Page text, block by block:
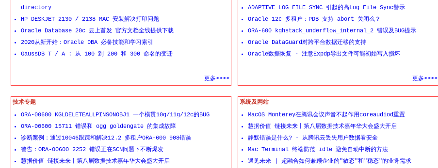
directory
HP DESKJET 2130 / 2138 MAC 安装解决打印问题
Oracle Database 20c 云上首发 官方文档全线提供下载
2020从新开始：Oracle DBA 必备技能和学习索引
GaussDB T / A : 从 100 到 200 和 300 命名的变迁
更多>>>>
ADAPTIVE LOG FILE SYNC 引起的高Log File Sync警示
Oracle 12c 多租户：PDB 支持 abort 关闭么？
ORA-600 kghstack_underflow_internal_2 错误及BUG提示
Oracle DataGuard对跨平台数据迁移的支持
Oracle数据恢复 - 注意Expdp导出文件可能初始写入损坏
更多>>>>
技术专题
ORA-00600 KGLDELETEALLPINSONOBJ1 一个横贯10g/11g/12c的BUG
ORA-00600 15711 错误和 ogg goldengate 的集成故障
诊断案例：通过10046跟踪和解决12.2 多租户ORA-600 908错误
警告：ORA-00600 2252 错误正在SCN问题下不断爆发
慧据价值 链接未来丨第八届数据技术嘉年华大会盛大开启
系统及网站
MacOS Monterey在腾讯会议声音不起作用coreaudiod重置
慧据价值 链接未来丨第八届数据技术嘉年华大会盛大开启
静默错误是什么? - 从腾讯云丢失用户数据看安全
Mac Terminal 终端防范 idle 避免自动中断的方法
遇见未来 | 超融合如何兼顾企业的"敏态"和"稳态"的业务需求